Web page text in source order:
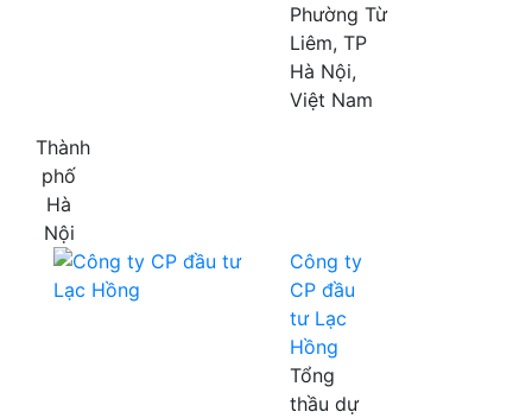
Phường Từ
Liêm, TP
Hà Nội,
Việt Nam
Thành
phố
Hà
Nội
Công ty
CP đầu
tư Lạc
Hồng
Tổng
thầu dự